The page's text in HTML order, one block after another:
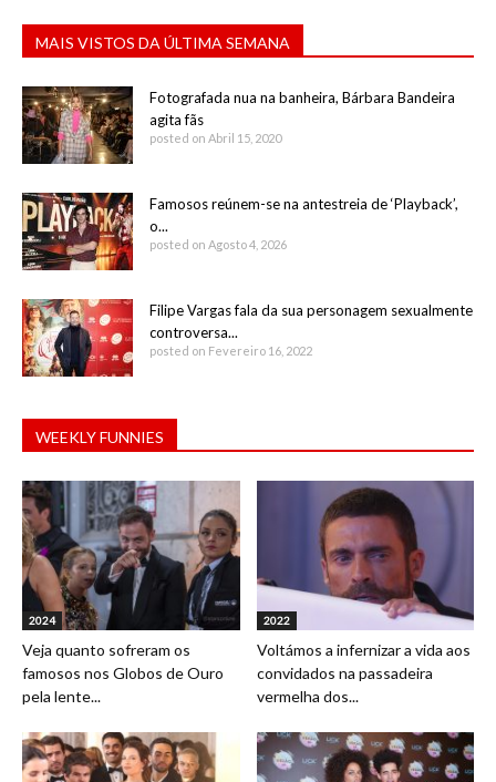
MAIS VISTOS DA ÚLTIMA SEMANA
Fotografada nua na banheira, Bárbara Bandeira
agita fãs
posted on Abril 15, 2020
Famosos reúnem-se na antestreia de ‘Playback’,
o...
posted on Agosto 4, 2026
Filipe Vargas fala da sua personagem sexualmente
controversa...
posted on Fevereiro 16, 2022
WEEKLY FUNNIES
2024
Veja quanto sofreram os
famosos nos Globos de Ouro
pela lente...
2022
Voltámos a infernizar a vida aos
convidados na passadeira
vermelha dos...